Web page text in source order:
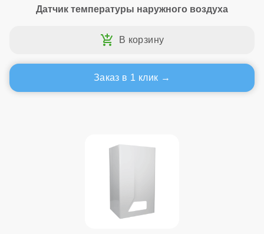
Датчик температуры наружного воздуха
Заказ в 1 клик